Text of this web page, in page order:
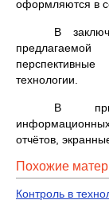
оформляются в
В
технологии.
В
отчётов,
Похожие
Контроль в